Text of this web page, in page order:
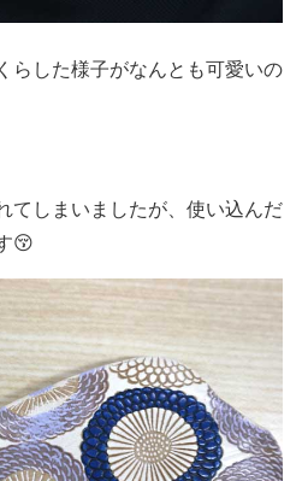
らした様子がなんとも可愛いの
てしまいましたが、使い込んだ
😚